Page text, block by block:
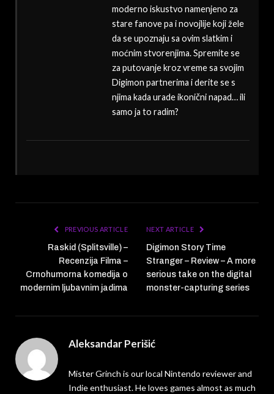
moderno iskustvo namenjeno za
stare fanove pa i novojlije koji žele
da se upoznaju sa ovim slatkim i
moćnim stvorenjima. Spremite se
za putovanje kroz vreme sa svojim
Digimon partnerima i derite se s
njima kada urade ikonični napad… ili
samo ja to radim?
PREVIOUS ARTICLE
Raskid (Splitsville) –
Recenzija Filma –
Crnohumorna komedija o
modernim ljubavnim jadima
NEXT ARTICLE
Digimon Story Time
Stranger – Review – A more
serious take on the digital
monster-capturing series
Aleksandar Perišić
Mister Grinch is our local Nintendo reviewer and
Indie enthusiast. He loves games almost as much